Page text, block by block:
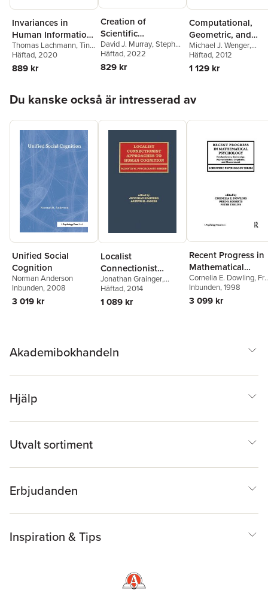
Invariances in
Human Information
Processing
Thomas Lachmann,Tina
Weis
Häftad, 2020
889 kr
Creation of
Scientific
Psychology
David J. Murray,Stephen
W. Link
Häftad, 2022
829 kr
Computational,
Geometric, and
Process
Perspectives on
Facial Cognition
Michael J. Wenger,
James T. Townsend
Häftad, 2012
1 129 kr
Du kanske också är intresserad av
Unified Social
Cognition
Norman Anderson
Inbunden, 2008
3 019 kr
Localist
Connectionist
Approaches To
Human Cognition
Jonathan Grainger,
Arthur M. Jacobs
Jacobs
Häftad, 2014
1 089 kr
Recent Progress in
Mathematical
Psychology
Cornelia E. Dowling,
S. Roberts,Peter
Inbunden, 1998
3 099 kr
Akademibokhandeln
Hjälp
Utvalt sortiment
Erbjudanden
Inspiration & Tips